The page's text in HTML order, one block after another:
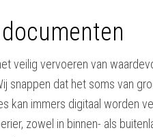
veilig vervoeren van
snappen dat het soms van
kan immers digitaal worden
zowel in binnen- als